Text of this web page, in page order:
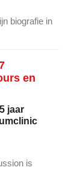
biografie in
en
jaar
is